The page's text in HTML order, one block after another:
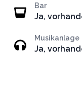
Bar
Ja,
Musikanlage
Ja,